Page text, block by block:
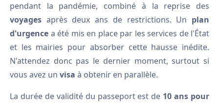
pendant la pandémie, combiné à la reprise des
voyages après deux ans de restrictions. Un plan
d'urgence a été mis en place par les services de l'État
et les mairies pour absorber cette hausse inédite.
N'attendez donc pas le dernier moment, surtout si
vous avez un visa à obtenir en parallèle.
La durée de validité du passeport est de 10 ans pour